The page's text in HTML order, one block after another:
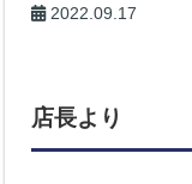
2022.09.17
店長より